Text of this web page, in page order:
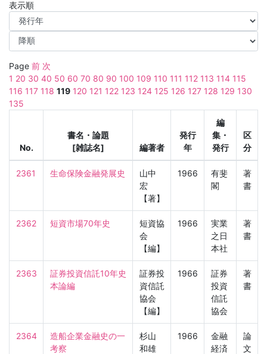
表示順
Page 前 次
1 20 30 40 50 60 70 80 90 100 109 110 111 112 113 114 115
116 117 118 119 120 121 122 123 124 125 126 127 128 129 130
135
No.
書名・論題
[雑誌名]
編著者
発行
年
編
集・
発行
区
分
2361 生命保険金融発展史
山中
宏
【著】
1966
有斐
閣
著
書
2362 短資市場70年史
短資協
会
【編】
1966
実業
之日
本社
著
書
2363
証券投資信託10年史
本論編
証券投
資信託
協会
【編】
1966
証券
投資
信託
協会
著
書
2364
造船企業金融史の一
考察
杉山
和雄
1966
金融
経済
論
文